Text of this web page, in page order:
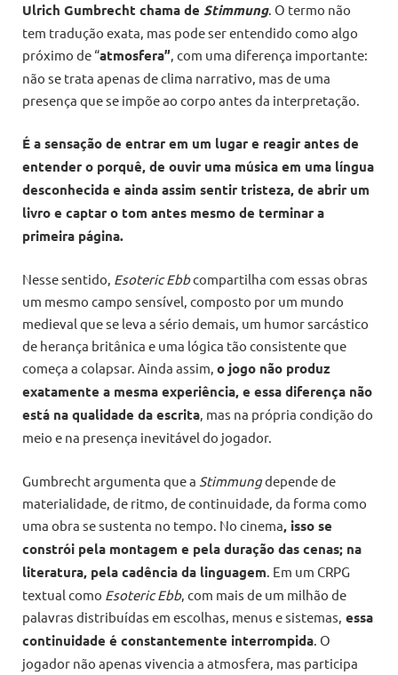
Ulrich Gumbrecht chama de Stimmung. O termo não
tem tradução exata, mas pode ser entendido como algo
próximo de “atmosfera”, com uma diferença importante:
não se trata apenas de clima narrativo, mas de uma
presença que se impõe ao corpo antes da interpretação.
É a sensação de entrar em um lugar e reagir antes de
entender o porquê, de ouvir uma música em uma língua
desconhecida e ainda assim sentir tristeza, de abrir um
livro e captar o tom antes mesmo de terminar a
primeira página.
Nesse sentido, Esoteric Ebbcompartilha com essas obras
um mesmo campo sensível, composto por um mundo
medieval que se leva a sério demais, um humor sarcástico
de herança britânica e uma lógica tão consistente que
começa a colapsar. Ainda assim, o jogo não produz
exatamente a mesma experiência, e essa diferença não
está na qualidade da escrita, mas na própria condição do
meio e na presença inevitável do jogador.
Gumbrecht argumenta que a Stimmungdepende de
materialidade, de ritmo, de continuidade, da forma como
uma obra se sustenta no tempo. No cinema, isso se
constrói pela montagem e pela duração das cenas; na
literatura, pela cadência da linguagem . Em um CRPG
textual como Esoteric Ebb, com mais de um milhão de
palavras distribuídas em escolhas, menus e sistemas, essa
continuidade é constantemente interrompida . O
jogador não apenas vivencia a atmosfera, mas participa